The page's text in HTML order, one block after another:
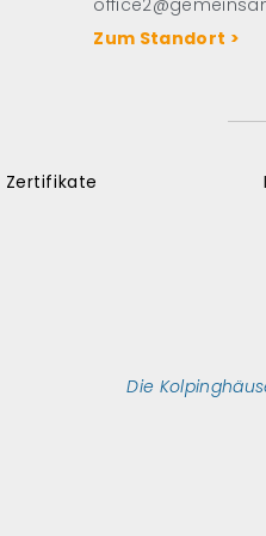
Zum Standort >
Zertifikate
Die